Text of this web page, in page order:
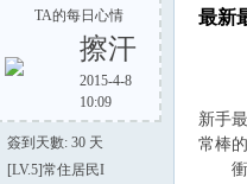
TA的每日心情
擦汗
2015-4-8
10:09
簽到天數: 30 天
[LV.5]常住居民I
最新
新手
常棒的
衝